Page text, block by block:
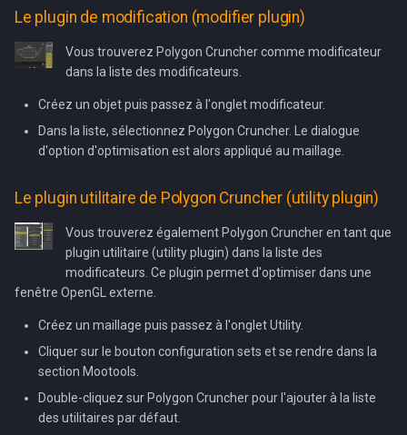
Le plugin de modification (modifier plugin)
Vous trouverez Polygon Cruncher comme modificateur
dans la liste des modificateurs.
Créez un objet puis passez à l'onglet modificateur.
Dans la liste, sélectionnez Polygon Cruncher. Le dialogue
d'option d'optimisation est alors appliqué au maillage.
Le plugin utilitaire de Polygon Cruncher (utility plugin)
Vous trouverez également Polygon Cruncher en tant que
plugin utilitaire (utility plugin) dans la liste des
modificateurs. Ce plugin permet d'optimiser dans une
fenêtre OpenGL externe.
Créez un maillage puis passez à l'onglet Utility.
Cliquer sur le bouton configuration sets et se rendre dans la
section Mootools.
Double-cliquez sur Polygon Cruncher pour l'ajouter à la liste
des utilitaires par défaut.